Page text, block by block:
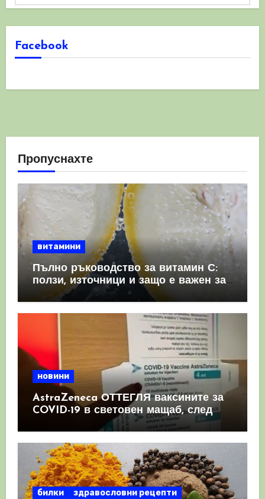
Facebook
Пропуснахте
витамини
Пълно ръководство за витамин С:
ползи, източници и защо е важен за
имунната система
новини
AstraZeneca ОТТЕГЛЯ ваксините за
COVID-19 в световен мащаб, след
като призна, че те причиняват
КРЪВНИ съсиреци
билки
здравословни рецепти